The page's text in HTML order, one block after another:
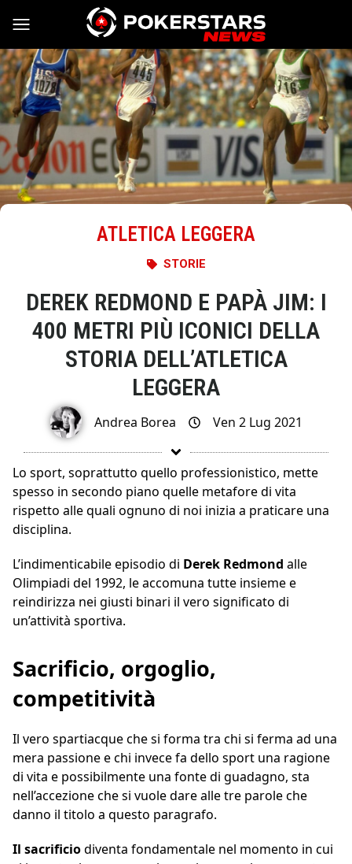
Vai al contenuto
ATLETICA LEGGERA
STORIE
DEREK REDMOND E PAPÀ JIM: I
400 METRI PIÙ ICONICI DELLA
STORIA DELL’ATLETICA
LEGGERA
Andrea Borea Ven 2 Lug 2021
Lo sport, soprattutto quello professionistico, mette
spesso in secondo piano quelle metafore di vita
rispetto alle quali ognuno di noi inizia a praticare una
disciplina.
L’indimenticabile episodio di Derek Redmond alle
Olimpiadi del 1992, le accomuna tutte insieme e
reindirizza nei giusti binari il vero significato di
un’attività sportiva.
Sacrificio, orgoglio,
competitività
Il vero spartiacque che si forma tra chi si ferma ad una
mera passione e chi invece fa dello sport una ragione
di vita e possibilmente una fonte di guadagno, sta
nell’accezione che si vuole dare alle tre parole che
danno il titolo a questo paragrafo.
Il sacrificiodiventa fondamentale nel momento in cui